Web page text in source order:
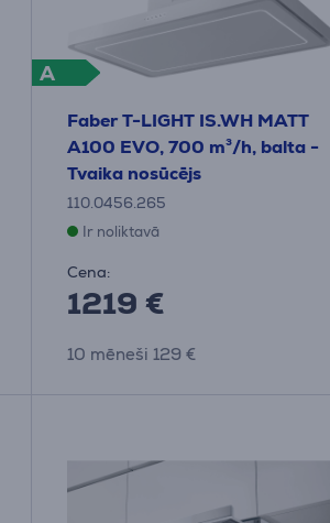
A
Faber T-LIGHT IS.WH MATT
A100 EVO, 700 m³/h, balta -
Tvaika nosūcējs
110.0456.265
Ir noliktavā
Cena:
1219 €
10 mēneši 129 €